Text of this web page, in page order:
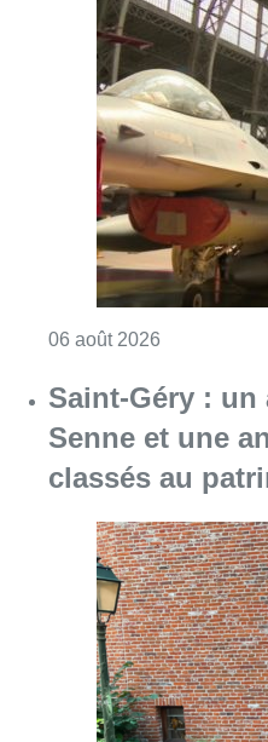
06 août 2026Consulter
Saint-Géry :
Senne et une
classés au
06 août 2026Consulter
La police
recherche